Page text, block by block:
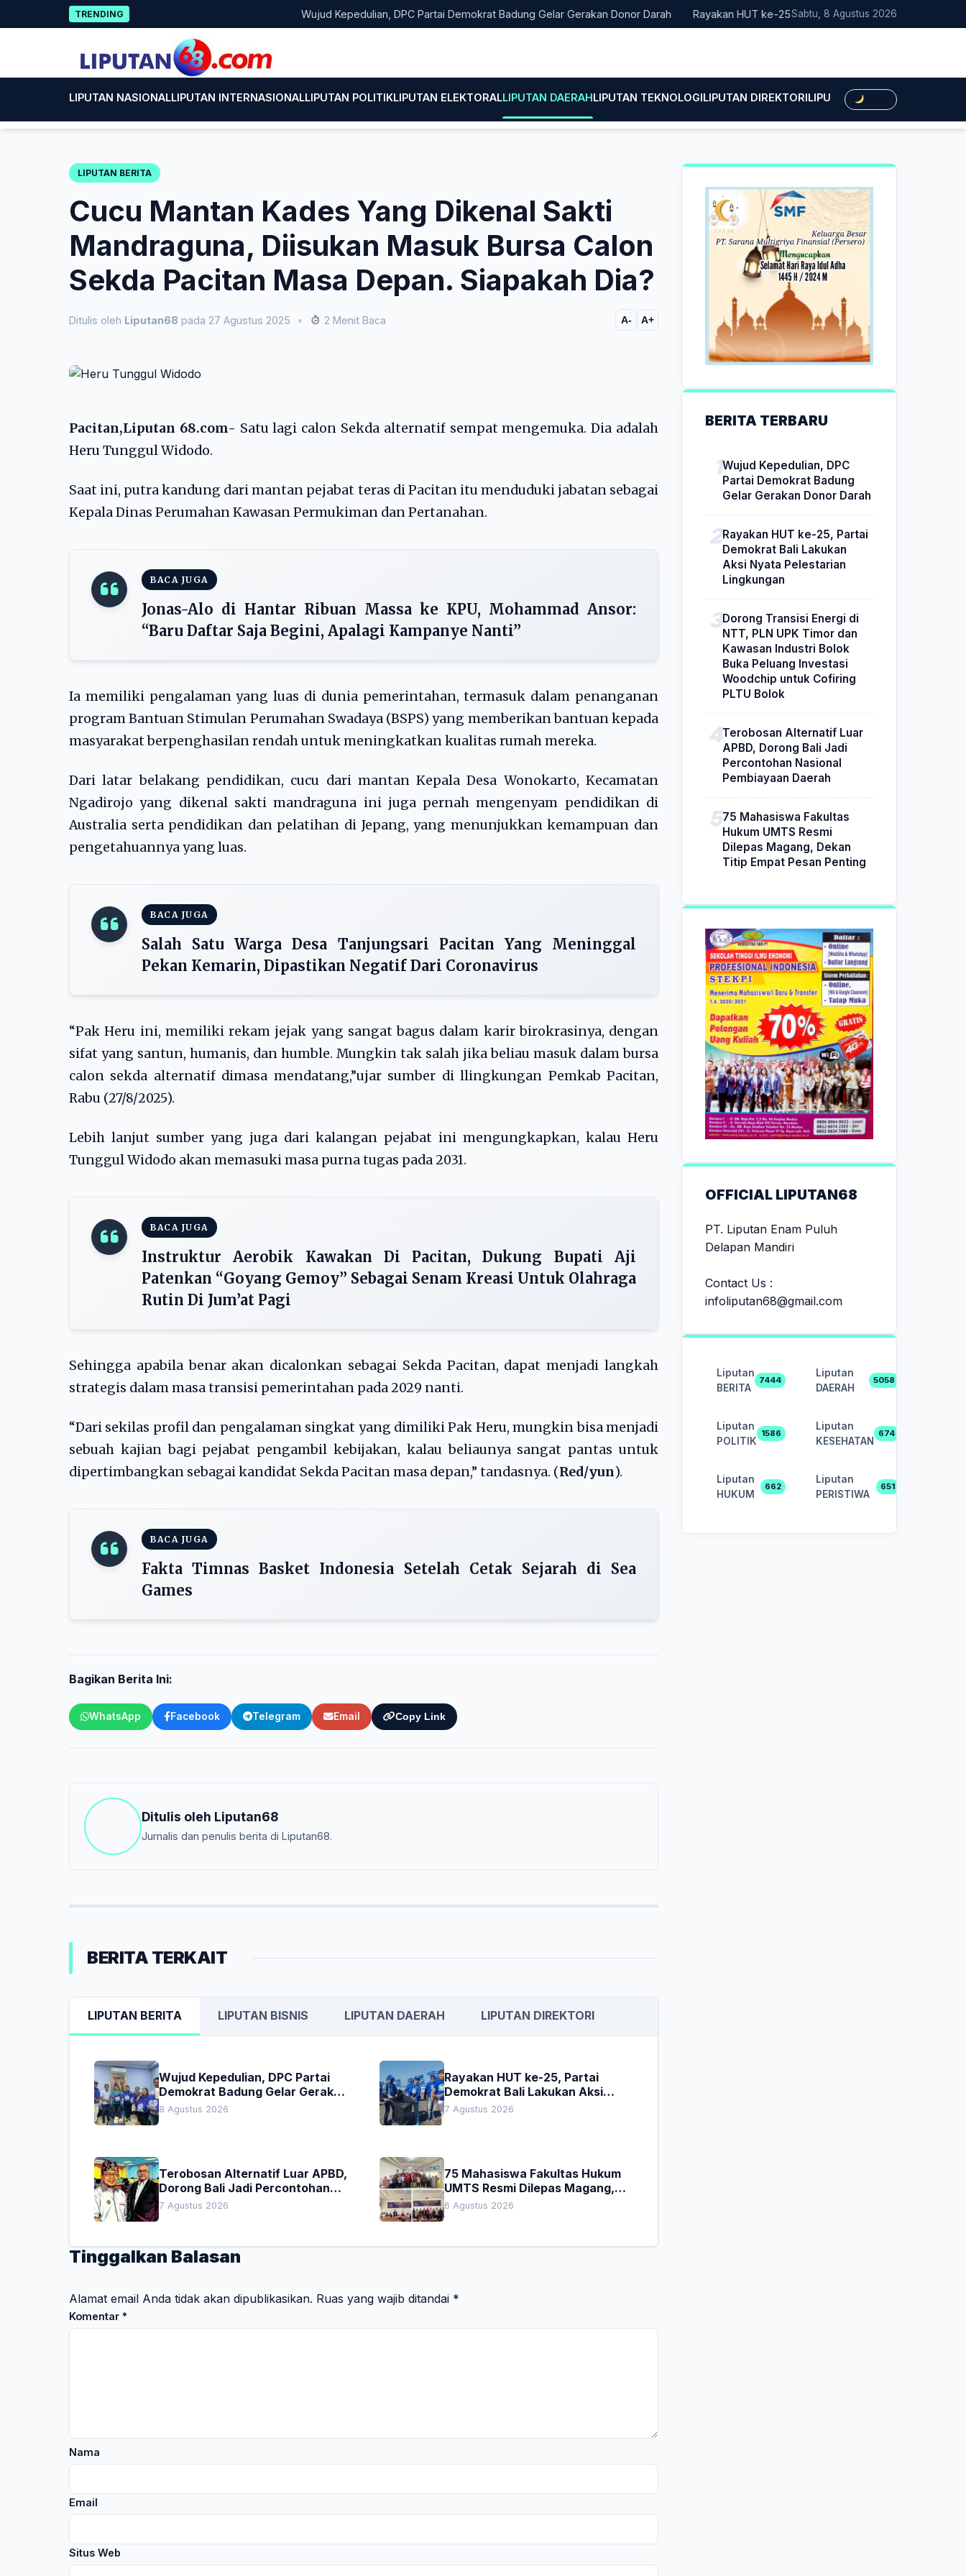
to
TRENDING Wujud Kepedulian, DPC Partai Demokrat Badung Gelar Gerakan Donor Darah Rayakan HUT ke-25, Partai Demokrat Bali Lakukan Aksi Nyata
Sabtu, 8 Agustus 2026
LIPUTAN NASIONALLIPUTAN INTERNASIONALLIPUTAN POLITIKLIPUTAN ELEKTORALLIPUTAN DAERAHLIPUTAN TEKNOLOGILIPUTAN DIREKTORILIPUTAN HUKUMLIPUTAN
LIPUTAN BERITA
Cucu Mantan Kades Yang Dikenal Sakti
Mandraguna, Diisukan Masuk Bursa Calon
Sekda Pacitan Masa Depan. Siapakah Dia?
Ditulis oleh Liputan68 pada 27 Agustus 2025 • 2 Menit Baca A- A+
Pacitan,Liputan 68.com- Satu lagi calon Sekda alternatif sempat mengemuka. Dia adalah
Heru Tunggul Widodo.
Saat ini, putra kandung dari mantan pejabat teras di Pacitan itu menduduki jabatan sebagai
Kepala Dinas Perumahan Kawasan Permukiman dan Pertanahan.
BACA JUGA
Jonas-Alo di Hantar Ribuan Massa ke KPU, Mohammad Ansor:
“Baru Daftar Saja Begini, Apalagi Kampanye Nanti”
Ia memiliki pengalaman yang luas di dunia pemerintahan, termasuk dalam penanganan
program Bantuan Stimulan Perumahan Swadaya (BSPS) yang memberikan bantuan kepada
masyarakat berpenghasilan rendah untuk meningkatkan kualitas rumah mereka.
Dari latar belakang pendidikan, cucu dari mantan Kepala Desa Wonokarto, Kecamatan
Ngadirojo yang dikenal sakti mandraguna ini juga pernah mengenyam pendidikan di
Australia serta pendidikan dan pelatihan di Jepang, yang menunjukkan kemampuan dan
pengetahuannya yang luas.
BACA JUGA
Salah Satu Warga Desa Tanjungsari Pacitan Yang Meninggal
Pekan Kemarin, Dipastikan Negatif Dari Coronavirus
“Pak Heru ini, memiliki rekam jejak yang sangat bagus dalam karir birokrasinya, dengan
sifat yang santun, humanis, dan humble. Mungkin tak salah jika beliau masuk dalam bursa
calon sekda alternatif dimasa mendatang,”ujar sumber di llingkungan Pemkab Pacitan,
Rabu (27/8/2025).
Lebih lanjut sumber yang juga dari kalangan pejabat ini mengungkapkan, kalau Heru
Tunggul Widodo akan memasuki masa purna tugas pada 2031.
BACA JUGA
Instruktur Aerobik Kawakan Di Pacitan, Dukung Bupati Aji
Patenkan “Goyang Gemoy” Sebagai Senam Kreasi Untuk Olahraga
Rutin Di Jum’at Pagi
Sehingga apabila benar akan dicalonkan sebagai Sekda Pacitan, dapat menjadi langkah
strategis dalam masa transisi pemerintahan pada 2029 nanti.
“Dari sekilas profil dan pengalaman singkat yang dimiliki Pak Heru, mungkin bisa menjadi
sebuah kajian bagi pejabat pengambil kebijakan, kalau beliaunya sangat pantas untuk
dipertimbangkan sebagai kandidat Sekda Pacitan masa depan,” tandasnya. (Red/yun).
BACA JUGA
Fakta Timnas Basket Indonesia Setelah Cetak Sejarah di Sea
Games
Bagikan Berita Ini:
WhatsApp Facebook Telegram Email Copy Link
Ditulis oleh Liputan68
Jurnalis dan penulis berita di Liputan68.
BERITA TERKAIT
LIPUTAN BERITA LIPUTAN BISNIS LIPUTAN DAERAH LIPUTAN DIREKTORI
Wujud Kepedulian, DPC Partai
Demokrat Badung Gelar Gerakan
Donor Darah
8 Agustus 2026
Rayakan HUT ke-25, Partai
Demokrat Bali Lakukan Aksi
Nyata Pelestarian Lingkungan
7 Agustus 2026
Terobosan Alternatif Luar APBD,
Dorong Bali Jadi Percontohan
Nasional Pembiayaan Daerah
7 Agustus 2026
75 Mahasiswa Fakultas Hukum
UMTS Resmi Dilepas Magang,
Dekan Titip Empat Pesan
6 Agustus 2026
Tinggalkan Balasan
Alamat email Anda tidak akan dipublikasikan. Ruas yang wajib ditandai *
Komentar *
Nama
Email
Situs Web
BERITA TERBARU
Wujud Kepedulian, DPC
Partai Demokrat Badung
Gelar Gerakan Donor Darah
Rayakan HUT ke-25, Partai
Demokrat Bali Lakukan
Aksi Nyata Pelestarian
Lingkungan
Dorong Transisi Energi di
NTT, PLN UPK Timor dan
Kawasan Industri Bolok
Buka Peluang Investasi
Woodchip untuk Cofiring
PLTU Bolok
Terobosan Alternatif Luar
APBD, Dorong Bali Jadi
Percontohan Nasional
Pembiayaan Daerah
75 Mahasiswa Fakultas
Hukum UMTS Resmi
Dilepas Magang, Dekan
Titip Empat Pesan Penting
OFFICIAL LIPUTAN68
PT. Liputan Enam Puluh
Delapan Mandiri
Contact Us :
infoliputan68@gmail.com
Liputan
BERITA
7444
Liputan
DAERAH
5058
Liputan
POLITIK
1586
Liputan
KESEHATAN
674
Liputan
HUKUM
662
Liputan
PERISTIWA
651